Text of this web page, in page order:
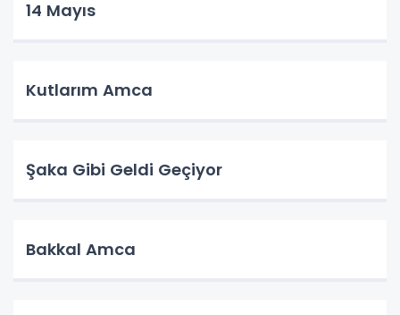
14 Mayıs
Kutlarım Amca
Şaka Gibi Geldi Geçiyor
Bakkal Amca